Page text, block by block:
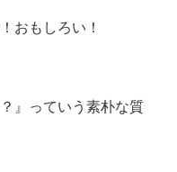
おもしろい！
』っていう素朴な質